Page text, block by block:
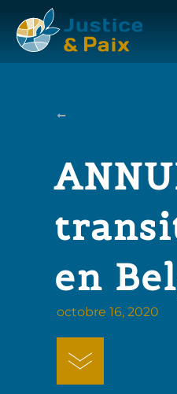
en
octobre 16, 2020